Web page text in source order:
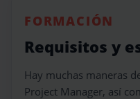
FORMACIÓN
Requisitos y
Hay muchas maneras
Project Manager, así